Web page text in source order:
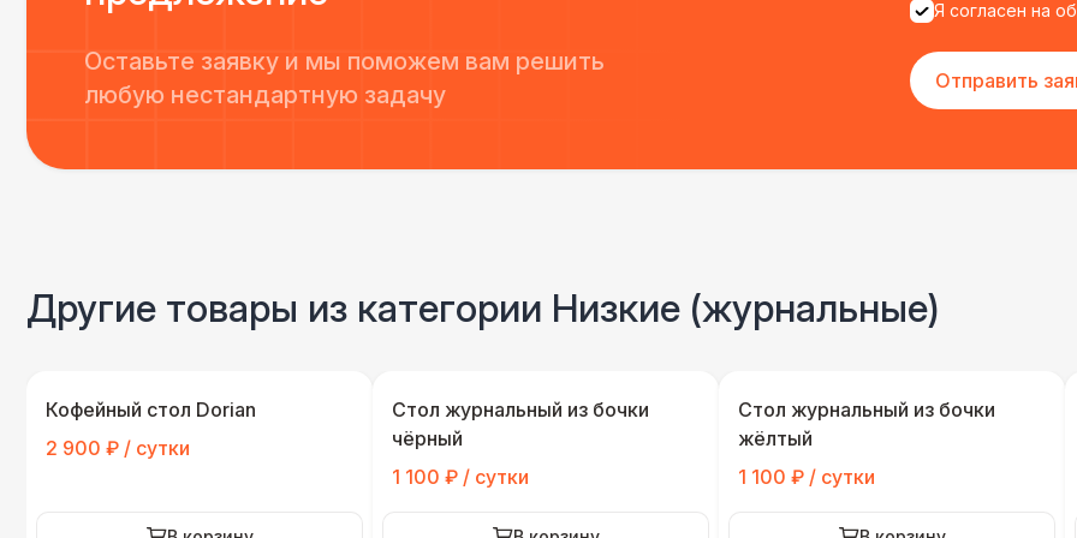
Оставьте заявку и мы поможем вам решить
любую нестандартную задачу
Я согласен на
Отправить
Другие товары из категории Низкие (журнальные)
Кофейный стол Dorian
2 900 ₽ / сутки
Стол журнальный из бочки
чёрный
1 100 ₽ / сутки
Стол журнальный из бочки
жёлтый
1 100 ₽ / сутки